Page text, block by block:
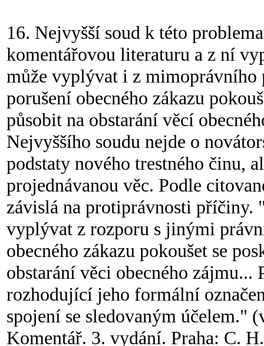
16. Nejvyšší soud k této
komentářovou literaturu a z ní
může vyplývat i z
porušení obecného zákazu
působit na obstarání věcí
Nejvyššího soudu nejde o
podstaty nového trestného činu,
projednávanou věc. Podle
závislá na protiprávnosti příčiny.
vyplývat z rozporu s jinými
obecného zákazu pokoušet se
obstarání věci obecného
rozhodující jeho formální
spojení se sledovaným účelem."
Komentář. 3. vydání. Praha: C.